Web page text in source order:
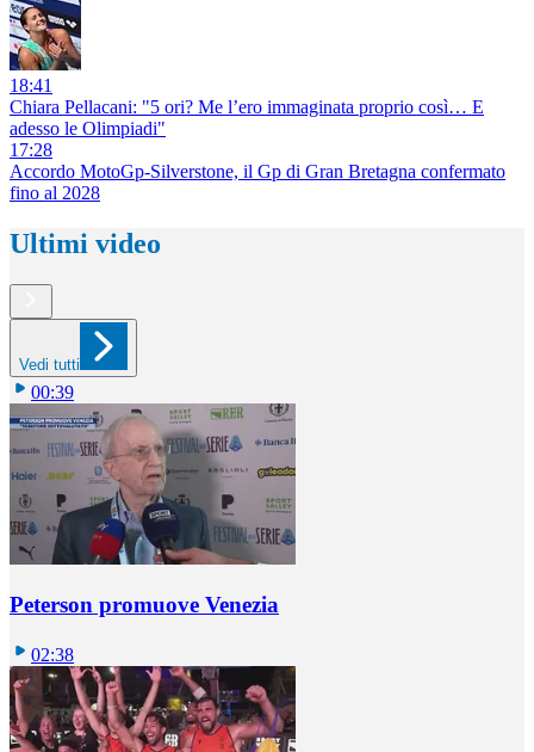
18:41
Chiara Pellacani: "5 ori? Me l’ero immaginata proprio così… E
adesso le Olimpiadi"
17:28
Accordo MotoGp-Silverstone, il Gp di Gran Bretagna confermato
fino al 2028
Ultimi video
Vedi tutti
00:39
Peterson promuove Venezia
02:38